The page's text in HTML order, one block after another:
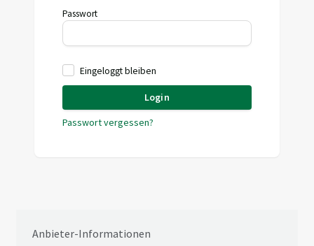
Passwort
Eingeloggt bleiben
Login
Passwort vergessen?
Anbieter-Informationen